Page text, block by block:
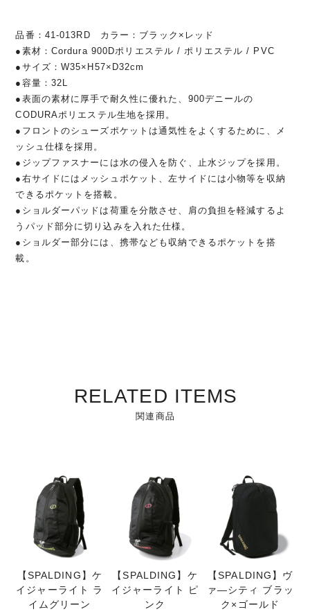
品番：41-013RD カラー：ブラック×レッド
●素材：Cordura 900Dポリエステル / ポリエステル / PVC
●サイズ：W35×H57×D32cm
●容量：32L
●表面の素材に厚手で耐久性に優れた、900デニールの
CODURAポリエステル生地を採用。
●フロントのシューズポケットは通気性をよくするために、メ
ッシュ仕様を採用。
●ジップファスナーには水の侵入を防ぐ、止水ジップを採用。
●右サイドにはメッシュポケット、左サイドには小物等を収納
できるポケットを搭載。
●ショルダーパッドは荷重を分散させ、肩の負担を軽減するよ
うパッド部分に切り込みを入れた仕様。
●ショルダー部分には、携帯なども収納できるポケットを搭
載。
RELATED ITEMS
関連商品
【SPALDING】ケ
イジャーライト ラ
イムグリーン
【SPALDING】ケ
イジャーライト ピ
ンク
【SPALDING】ヴ
ァ―シティ ブラッ
ク×ゴールド